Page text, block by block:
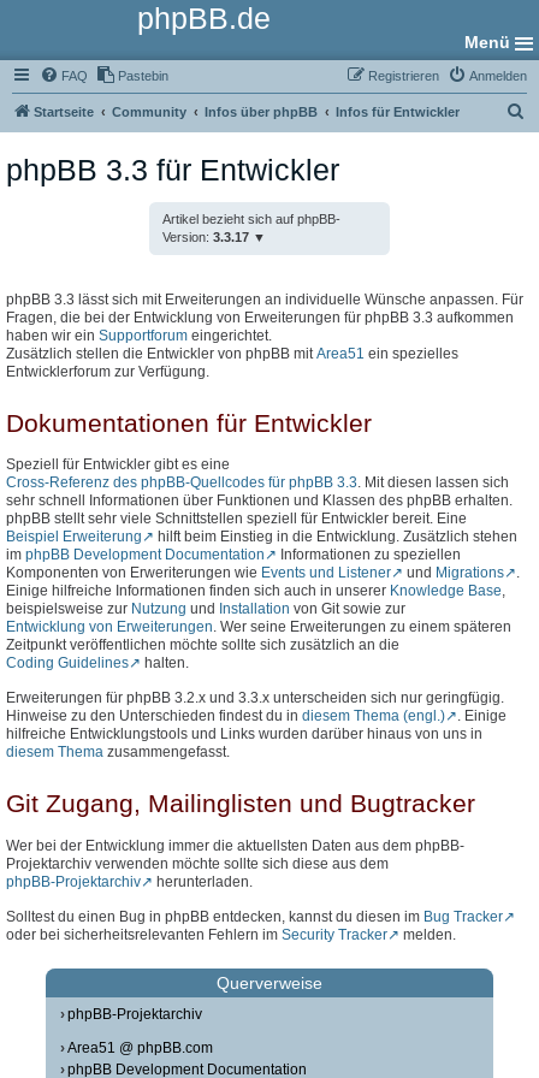
phpBB.de
Menü
FAQ Pastebin Anmelden
Registrieren
Startseite Community Infos über phpBB Infos für Entwickler
phpBB 3.3 für Entwickler
Artikel bezieht sich auf phpBB-
Version: 3.3.17
phpBB 3.3 lässt sich mit Erweiterungen an individuelle Wünsche anpassen. Für
Fragen, die bei der Entwicklung von Erweiterungen für phpBB 3.3 aufkommen
haben wir ein Supportforum eingerichtet.
Zusätzlich stellen die Entwickler von phpBB mit Area51 ein spezielles
Entwicklerforum zur Verfügung.
Dokumentationen für Entwickler
Speziell für Entwickler gibt es eine
Cross-Referenz des phpBB-Quellcodes für phpBB 3.3. Mit diesen lassen sich
sehr schnell Informationen über Funktionen und Klassen des phpBB erhalten.
phpBB stellt sehr viele Schnittstellen speziell für Entwickler bereit. Eine
Beispiel Erweiterung
hilft beim Einstieg in die Entwicklung. Zusätzlich stehen
im phpBB Development Documentation
Informationen zu speziellen
Komponenten von Erweriterungen wie Events und Listener und Migrations
.
Einige hilfreiche Informationen finden sich auch in unserer Knowledge Base,
beispielsweise zur Nutzung und Installation von Git sowie zur
Entwicklung von Erweiterungen. Wer seine Erweiterungen zu einem späteren
Zeitpunkt veröffentlichen möchte sollte sich zusätzlich an die
Coding Guidelines
halten.
Erweiterungen für phpBB 3.2.x und 3.3.x unterscheiden sich nur geringfügig.
Hinweise zu den Unterschieden findest du in diesem Thema (engl.)
. Einige
hilfreiche Entwicklungstools und Links wurden darüber hinaus von uns in
diesem Thema zusammengefasst.
Git Zugang, Mailinglisten und Bugtracker
Wer bei der Entwicklung immer die aktuellsten Daten aus dem phpBB-
Projektarchiv verwenden möchte sollte sich diese aus dem
phpBB-Projektarchiv
herunterladen.
Solltest du einen Bug in phpBB entdecken, kannst du diesen im Bug Tracker
oder bei sicherheitsrelevanten Fehlern im Security Tracker melden.
Querverweise
phpBB-Projektarchiv
Area51 @ phpBB.com
phpBB Development Documentation